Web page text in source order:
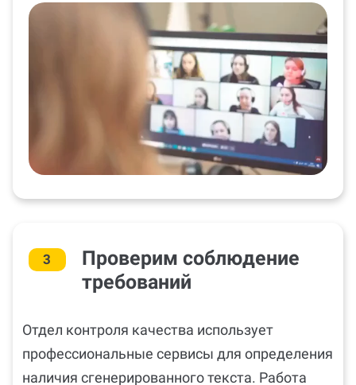
3
Проверим соблюдение
требований
Отдел контроля качества использует
профессиональные сервисы для определения
наличия сгенерированного текста. Работа